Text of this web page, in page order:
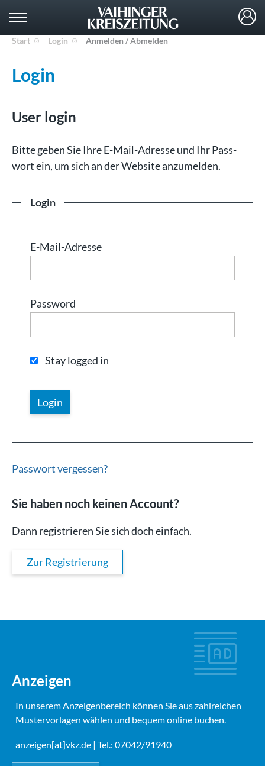
Start Login Anmelden / Abmelden
Login
User login
Bit­te ge­ben Sie Ih­re E-Mail-Adresse und Ihr Pass­
wort ein, um sich an der Web­site an­zu­mel­den.
Login
E-Mail-Adresse
Password
Stay logged in
Passwort vergessen?
Sie haben noch keinen Account?
Dann registrieren Sie sich doch einfach.
Zur Registrierung
Anzeigen
In unserem Anzeigenbereich können Sie aus zahlreichen
Mustervorlagen wählen und bequem online buchen.
anzeigen[at]vkz.de | Tel.: 07042/91940